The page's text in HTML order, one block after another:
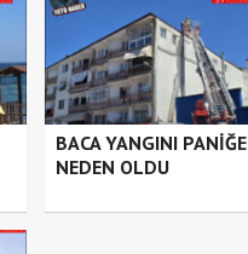
BACA YANGINI PANİĞE
NEDEN OLDU